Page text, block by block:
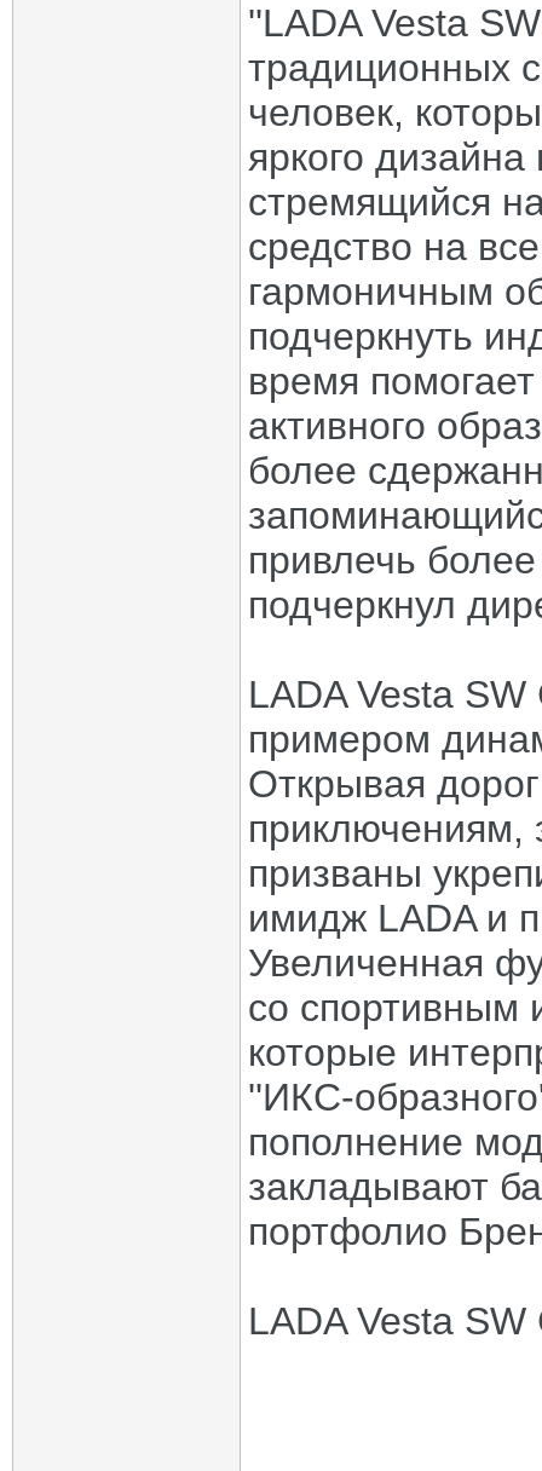
''LADA Vesta
традиционных
человек,
яркого дизайна
стремящийся
средство на
гармоничным
подчеркнуть
время
активного
более
привлечь
подчеркнул
LADA Vesta
примером
Открывая
приключениям,
призваны
имидж LADA и
Увеличенная
со
которые
''ИКС-
пополнение
закладывают
портфолио
LADA Vesta